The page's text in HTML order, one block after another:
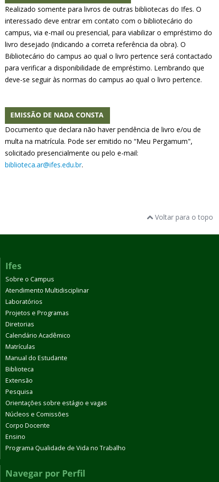
Realizado somente para livros de outras bibliotecas do Ifes. O
interessado deve entrar em contato com o bibliotecário do
campus, via e-mail ou presencial, para viabilizar o empréstimo do
livro desejado (indicando a correta referência da obra). O
Bibliotecário do campus ao qual o livro pertence será contactado
para verificar a disponibilidade de empréstimo. Lembrando que
deve-se seguir às normas do campus ao qual o livro pertence.
EMISSÃO DE NADA CONSTA
Documento que declara não haver pendência de livro e/ou de
multa na matrícula. Pode ser emitido no “Meu Pergamum",
solicitado presencialmente ou pelo e-mail:
biblioteca.ar@ifes.edu.br.
Voltar para o topo
Ifes
Sobre o Campus
Atendimento Multidisciplinar
Laboratórios
Projetos e Programas
Diretorias
Calendário Acadêmico
Matrículas
Manual do Estudante
Biblioteca
Extensão
Pesquisa
Orientações sobre estágio e vagas
Núcleos e Comissões
Corpo Docente
Ensino
Programa Qualidade de Vida no Trabalho
Navegar por Perfil